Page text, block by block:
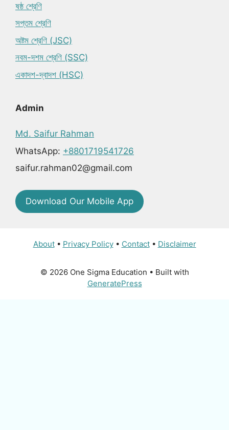
ষষ্ঠ শ্রেণি
সপ্তম শ্রেণি
অষ্টম শ্রেণি (JSC)
নবম-দশম শ্রেণি (SSC)
একাদশ-দ্বাদশ (HSC)
Admin
Md. Saifur Rahman
WhatsApp: +8801719541726
saifur.rahman02@gmail.com
Download Our Mobile App
About• Privacy Policy• Contact• Disclaimer
© 2026 One Sigma Education • Built with
GeneratePress